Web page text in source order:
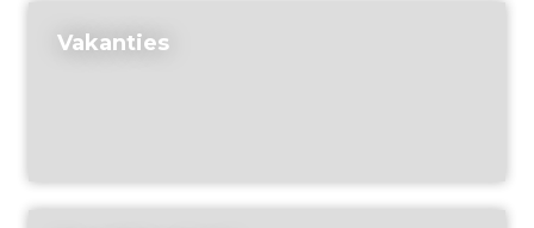
Vakanties